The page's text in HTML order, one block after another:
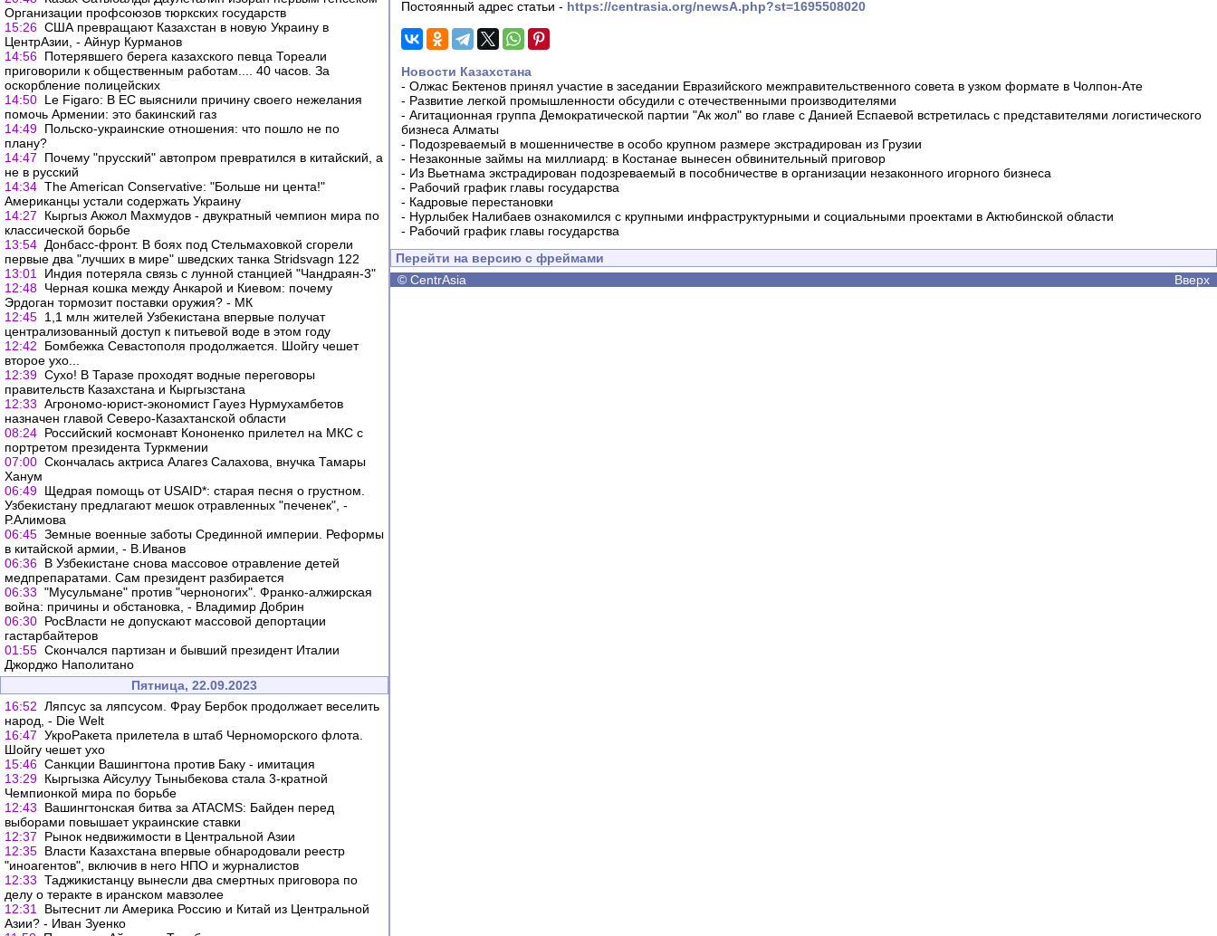
Организации профсоюзов тюркских государств
15:26 США превращают Казахстан в новую Украину в
ЦентрАзии, - Айнур Курманов
14:56 Потерявшего берега казахского певца Тореали
приговорили к общественным работам.... 40 часов. За
оскорбление полицейских
14:50 Le Figaro: В ЕС выяснили причину своего нежелания
помочь Армении: это бакинский газ
14:49 Польско-украинские отношения: что пошло не по
плану?
14:47
Почему "прусский" автопром превратился в китайский, а
не в русский
14:34 The American Conservative: "Больше ни цента!"
Американцы устали содержать Украину
14:27
Кыргыз Акжол Махмудов - двукратный чемпион мира по
классической борьбе
13:54 Донбасс-фронт. В боях под Стельмаховкой сгорели
первые два "лучших в мире" шведских танка Stridsvagn 122
13:01
Индия потеряла связь с лунной станцией "Чандраян-3"
12:48 Черная кошка между Анкарой и Киевом: почему
Эрдоган тормозит поставки оружия? - МК
12:45 1,1 млн жителей Узбекистана впервые получат
централизованный доступ к питьевой воде в этом году
12:42
Бомбежка Севастополя продолжается. Шойгу чешет
второе ухо...
12:39 Сухо! В Таразе проходят водные переговоры
правительств Казахстана и Кыргызстана
12:33 Агрономо-юрист-экономист Гауез Нурмухамбетов
назначен главой Северо-Казахтанской области
08:24 Российский космонавт Кононенко прилетел на МКС с
портретом президента Туркмении
07:00 Скончалась актриса Алагез Салахова, внучка Тамары
Ханум
06:49 Щедрая помощь от USAID*: старая песня о грустном.
Узбекистану предлагают мешок отравленных "печенек", -
Р.Алимова
06:45 Земные военные заботы Срединной империи. Реформы
в китайской армии, - В.Иванов
06:36 В Узбекистане снова массовое отравление детей
медпрепаратами. Сам президент разбирается
06:33 "Мусульмане" против "черноногих". Франко-алжирская
война: причины и обстановка, - Владимир Добрин
06:30 РосВласти не допускают массовой депортации
гастарбайтеров
01:55 Скончался партизан и бывший президент Италии
Джорджо Наполитано
Пятница, 22.09.2023
16:52 Ляпсус за ляпсусом. Фрау Бербок продолжает веселить
народ, - Die Welt
16:47 УкроРакета прилетела в штаб Черноморского флота.
Шойгу чешет ухо
15:46 Санкции Вашингтона против Баку - имитация
13:29 Кыргызка Айсулуу Тыныбекова стала 3-кратной
Чемпионкой мира по борьбе
12:43
Вашингтонская битва за ATACMS: Байден перед
выборами повышает украинские ставки
12:37
Рынок недвижимости в Центральной Азии
12:35 Власти Казахстана впервые обнародовали реестр
"иноагентов", включив в него НПО и журналистов
12:33 Таджикистанцу вынесли два смертных приговора по
делу о теракте в иранском мавзолее
12:31
Вытеснит ли Америка Россию и Китай из Центральной
Азии? - Иван Зуенко
Постоянный адрес статьи - https://centrasia.org/newsA.php?st=1695508020
Новости Казахстана
- Олжас Бектенов принял участие в заседании Евразийского межправительственного совета в узком формате в Чолпон-Ате
- Развитие легкой промышленности обсудили с отечественными производителями
- Агитационная группа Демократической партии "Ак жол" во главе с Данией Еспаевой встретилась с представителями логистического
бизнеса Алматы
- Подозреваемый в мошенничестве в особо крупном размере экстрадирован из Грузии
- Незаконные займы на миллиард: в Костанае вынесен обвинительный приговор
- Из Вьетнама экстрадирован подозреваемый в пособничестве в организации незаконного игорного бизнеса
- Рабочий график главы государства
- Кадровые перестановки
- Нурлыбек Налибаев ознакомился с крупными инфраструктурными и социальными проектами в Актюбинской области
- Рабочий график главы государства
Перейти на версию с фреймами
© CentrAsia Вверх